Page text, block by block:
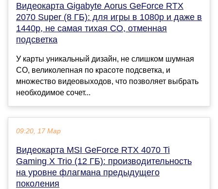
Видеокарта Gigabyte Aorus GeForce RTX
2070 Super (8 ГБ): для игры в 1080р и даже в
1440р, не самая тихая СО, отменная
подсветка
У карты уникальный дизайн, не слишком шумная
СО, великолепная по красоте подсветка, и
множество видеовыходов, что позволяет выбрать
необходимое сочет...
09:20, 17 Мар
Видеокарта MSI GeForce RTX 4070 Ti
Gaming X Trio (12 ГБ): производительность
на уровне флагмана предыдущего
поколения